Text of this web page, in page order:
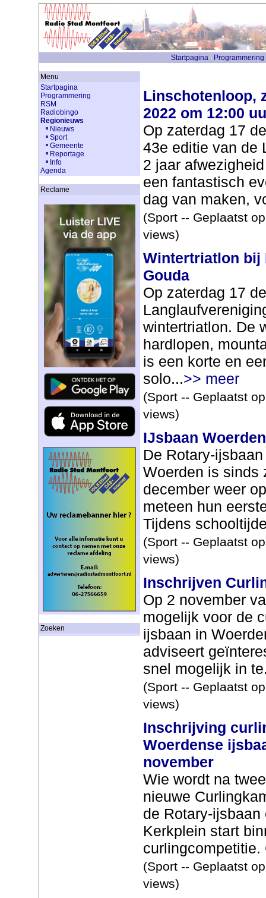
Startpagina Programmering
Menu
Startpagina
Programmering
RSM
Radiobingo
Regionieuws
Nieuws
Sport
Gemeente
Reportage
Info
Agenda
Reclame
Zoeken
Linschotenloop,
2022 om 12:00
Op zaterdag 17
43e editie van de
2 jaar
een fantastisch
dag van maken,
(Sport -- Geplaatst
views)
Wintertriatlon bij
Gouda
Op zaterdag 17
wintertriatlon. De
hardlopen,
is een korte en
solo...>> meer
(Sport -- Geplaatst
views)
IJsbaan
De Rotary-
Woerden is sinds
december weer
meteen hun
Tijdens
(Sport -- Geplaatst
views)
Inschrijven
Op 2 november
mogelijk voor de
ijsbaan in
adviseert
snel mogelijk in
(Sport -- Geplaatst
views)
Inschrijving
Woerdense
november
Wie wordt na
nieuwe
de Rotary-
Kerkplein start
(Sport -- Geplaatst
views)